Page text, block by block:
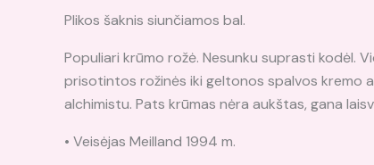
Plikos šaknis siunčiamos bal.
Populiari krūmo rožė. Nesunku suprasti kodėl.
prisotintos rožinės iki geltonos spalvos kremo
alchimistu. Pats krūmas nėra aukštas, gana
• Veisėjas Meilland 1994 m.